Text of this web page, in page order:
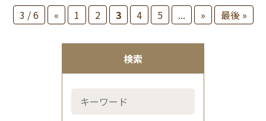
検索
3 / 6 « 1 2 3 4 5 ... » 最後 »